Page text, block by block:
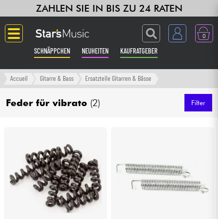
ZAHLEN SIE IN BIS ZU 24 RATEN
0
SCHNÄPPCHEN NEUHEITEN KAUFRATGEBER
Langue
Gitarre & Bass
Klaviere & Piano
Synths & samplers
Studio
Accueil Gitarre & Bass Ersatzteile Gitarren & Bässe
Feder für vibrato (2) Filter